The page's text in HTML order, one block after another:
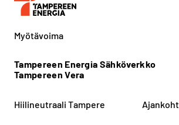
Myötävoima
Tampereen Energia Sähköverkko
Tampereen Vera
Hiilineutraali Tampere